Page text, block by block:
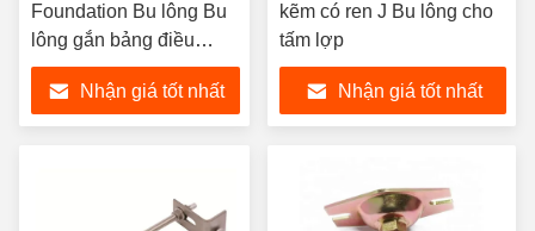
Foundation Bu lông Bu
lông gắn bảng điều
khiển năng lượng mặt
trời tùy chỉnh
Nhận giá tốt nhất
kẽm có ren J Bu lông cho
tấm lợp
Nhận giá tốt nhất